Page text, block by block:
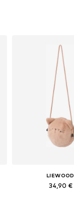
LIEWOOD
34,90 €